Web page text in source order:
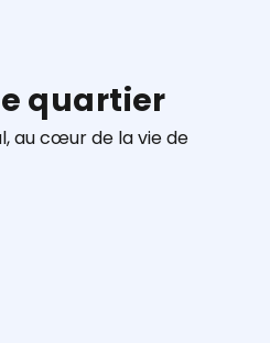
quartier
au cœur de la vie de